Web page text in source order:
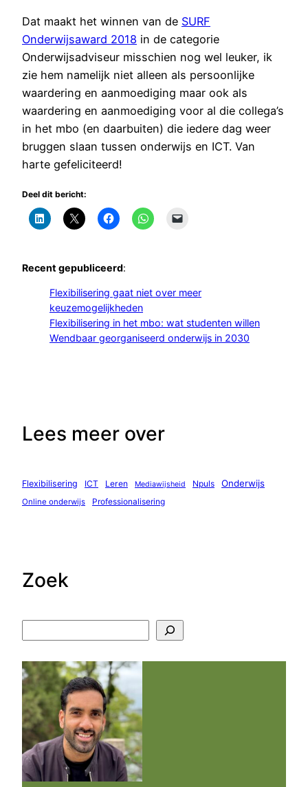
Dat maakt het winnen van de SURF
Onderwijsaward 2018 in de categorie
Onderwijsadviseur misschien nog wel leuker, ik
zie hem namelijk niet alleen als persoonlijke
waardering en aanmoediging maar ook als
waardering en aanmoediging voor al die collega’s
in het mbo (en daarbuiten) die iedere dag weer
bruggen slaan tussen onderwijs en ICT. Van
harte gefeliciteerd!
Deel dit bericht:
Recent gepubliceerd:
Flexibilisering gaat niet over meer
keuzemogelijkheden
Flexibilisering in het mbo: wat studenten willen
Wendbaar georganiseerd onderwijs in 2030
Lees meer over
Flexibilisering ICT Leren Mediawijsheid Npuls Onderwijs
Online onderwijs Professionalisering
Zoek
e
k
e
n